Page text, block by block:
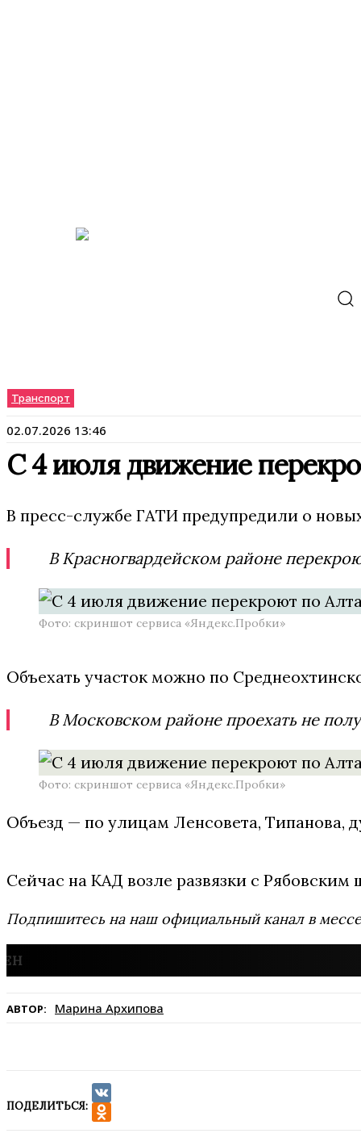
Транспорт
02.07.2026 13:46
С 4 июля движение
В пресс-службе ГАТИ предупредили о
В Красногвардейском районе
Фото: скриншот сервиса «Яндекс.Пробки»
Объехать участок можно по
В Московском районе проехать не
Фото: скриншот сервиса «Яндекс.Пробки»
Объезд — по улицам Ленсовета, Типанова,
Сейчас на КАД возле развязки с
Подпишитесь на наш официальный канал в
АВТОР: Марина Архипова
ПОДЕЛИТЬСЯ:
VK